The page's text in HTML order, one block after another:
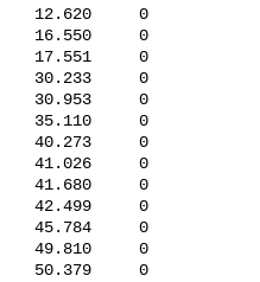
12.620 0
16.550 0
17.551 0
30.233 0
30.953 0
35.110 0
40.273 0
41.026 0
41.680 0
42.499 0
45.784 0
49.810 0
50.379 0